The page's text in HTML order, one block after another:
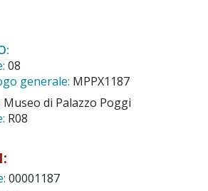
08
generale: MPPX1187
Museo di Palazzo Poggi
R08
00001187